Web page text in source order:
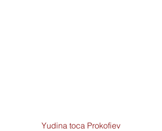
Yudina toca Prokofiev